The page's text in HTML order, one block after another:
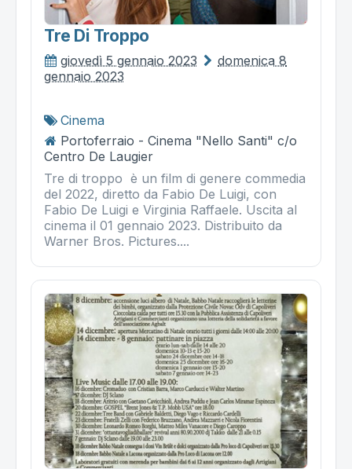
Tre Di Troppo
giovedì 5 gennaio 2023
domenica 8
gennaio 2023
Cinema
Portoferraio - Cinema "Nello Santi" c/o
Centro De Laugier
Tre di troppo è un film di genere commedia
del 2022, diretto da Fabio De Luigi, con
Fabio De Luigi e Virginia Raffaele. Uscita al
cinema il 01 gennaio 2023. Distribuito da
Warner Bros. Pictures....